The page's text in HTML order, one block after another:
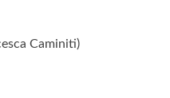
Caminiti)